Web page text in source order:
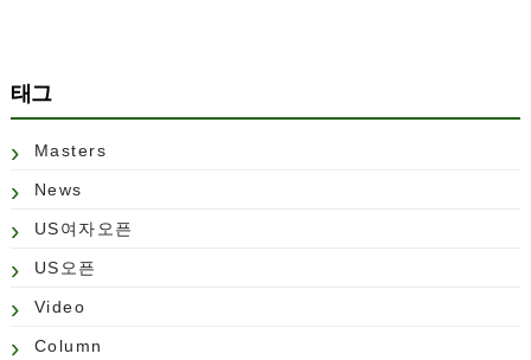
태그
Masters
News
US여자오픈
US오픈
Video
Column